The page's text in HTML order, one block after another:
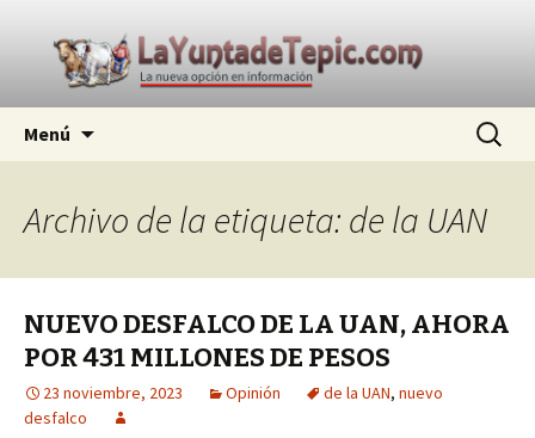
La Yunta de Tepic
La nueva opción en información
Menú Buscar:
Archivo de la etiqueta: de la UAN
NUEVO DESFALCO DE LA UAN, AHORA
POR 431 MILLONES DE PESOS
23 noviembre, 2023 Opinión de la UAN, nuevo
desfalco